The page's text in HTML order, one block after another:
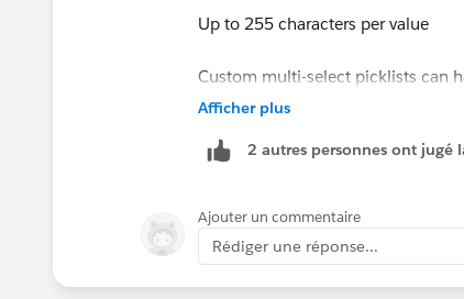
Up to 255 characters per value
Custom multi-select picklists can
Afficher plus
2 autres personnes ont jugé
Ajouter un commentaire
Rédiger une réponse...